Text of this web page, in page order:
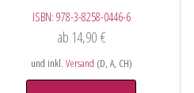
ISBN: 978-3-8258-0446-6
ab 14,90 €
und inkl. Versand (D, A, CH)